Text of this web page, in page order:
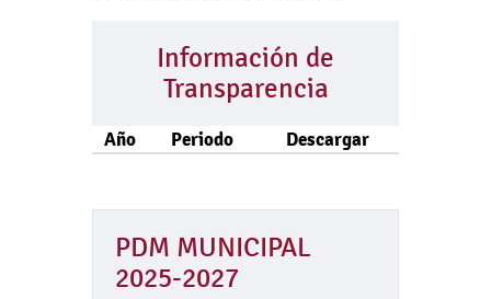
Información de
Transparencia
Año Periodo Descargar
PDM MUNICIPAL
2025-2027